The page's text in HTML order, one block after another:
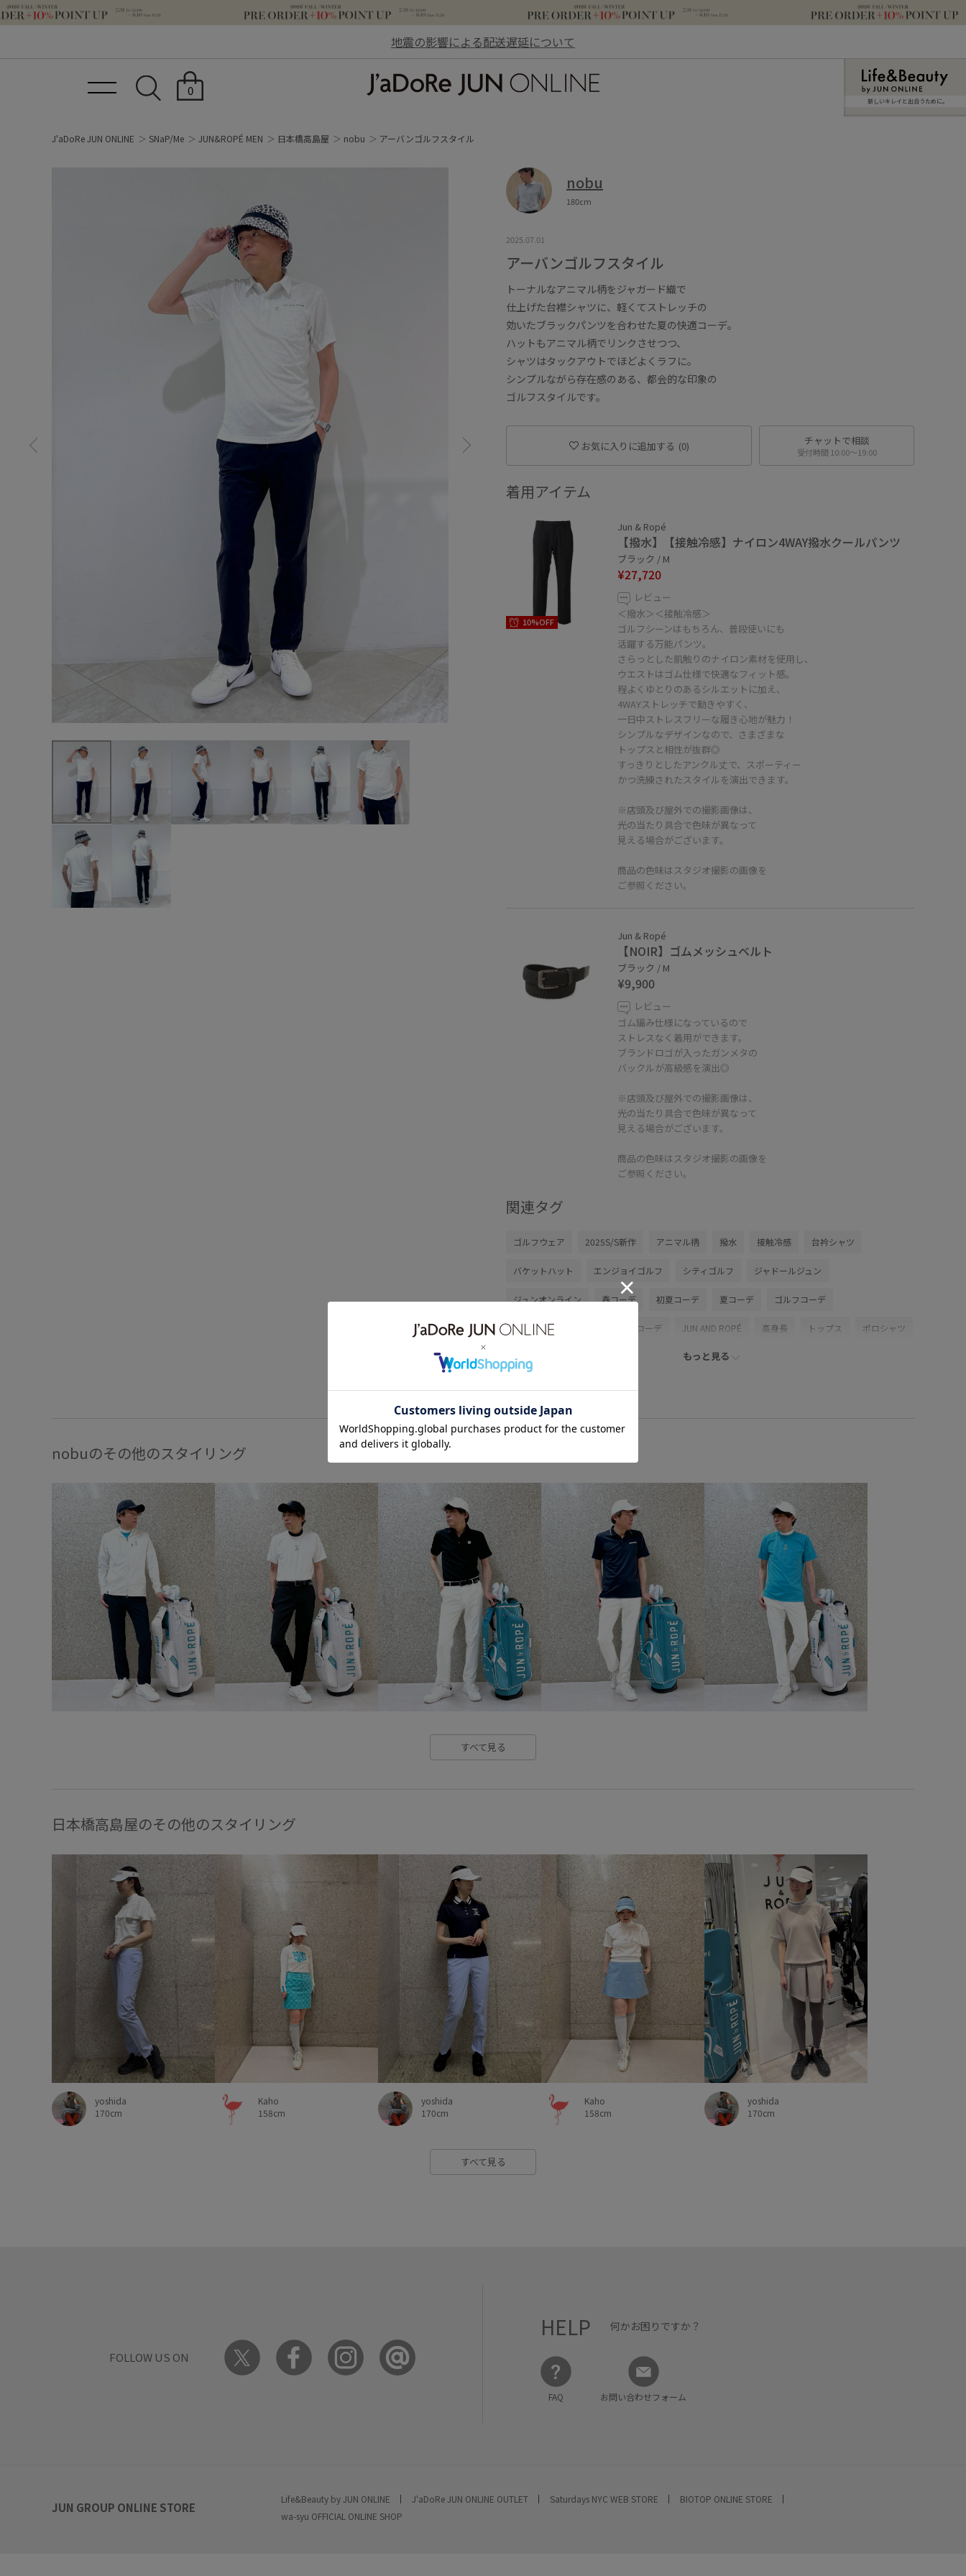
地震の影響による配送遅延について
0
新しいキレイと出合うために。
J'aDoRe JUN ONLINE SNaP/Me JUN&ROPÉ MEN 日本橋高島屋 nobu アーバンゴルフスタイル
nobu
180cm
2025.07.01
アーバンゴルフスタイル
トーナルなアニマル柄をジャガード織で
仕上げた台襟シャツに、軽くてストレッチの
効いたブラックパンツを合わせた夏の快適コーデ。
ハットもアニマル柄でリンクさせつつ、
シャツはタックアウトでほどよくラフに。
シンプルながら存在感のある、都会的な印象の
ゴルフスタイルです。
お気に入りに追加する (0) チャットで相談
受付時間 10:00〜19:00
着用アイテム
10%OFF
Jun & Ropé
【撥水】【接触冷感】ナイロン4WAY撥水クールパンツ
ブラック / M
¥27,720
レビュー
＜撥水＞＜接触冷感＞
ゴルフシーンはもちろん、普段使いにも
活躍する万能パンツ。
さらっとした肌触りのナイロン素材を使用し、
ウエストはゴム仕様で快適なフィット感。
程よくゆとりのあるシルエットに加え、
4WAYストレッチで動きやすく、
一日中ストレスフリーな履き心地が魅力！
シンプルなデザインなので、さまざまな
トップスと相性が抜群◎
すっきりとしたアンクル丈で、スポーティー
かつ洗練されたスタイルを演出できます。
※店頭及び屋外での撮影画像は、
光の当たり具合で色味が異なって
見える場合がございます。
商品の色味はスタジオ撮影の画像を
ご参照ください。
Jun & Ropé
【NOIR】ゴムメッシュベルト
ブラック / M
¥9,900
レビュー
ゴム編み仕様になっているので
ストレスなく着用ができます。
ブランドロゴが入ったガンメタの
バックルが高級感を演出◎
※店頭及び屋外での撮影画像は、
光の当たり具合で色味が異なって
見える場合がございます。
商品の色味はスタジオ撮影の画像を
ご参照ください。
関連タグ
ゴルフウェア 2025S/S新作 アニマル柄 撥水 接触冷感 台衿シャツ
バケットハット エンジョイゴルフ シティゴルフ ジャドールジュン
ジュンオンライン 春コーデ 初夏コーデ 夏コーデ ゴルフコーデ
モノトーンコーデ シンプルコーデ JUN AND ROPÉ 高身長 トップス ポロシャツ
パンツ 帽子 ハット
J&R15WMEN
サイズ調整 ジャガード スタイリング ステッチ ナイロン
ブルゾン ホワイト メッシュ メッシュ素材 ユニセックス 伸縮性
機能的 男女兼用 通気性 高級感
もっと見る
nobuのその他のスタイリング
すべて見る
日本橋高島屋のその他のスタイリング
yoshida
170cm
Kaho
158cm
yoshida
170cm
Kaho
158cm
yoshida
170cm
すべて見る
FOLLOW US ON
HELP 何かお困りですか？
FAQ お問い合わせフォーム
JUN GROUP ONLINE STORE
Life&Beauty by JUN ONLINE J'aDoRe JUN ONLINE OUTLET Saturdays NYC WEB STORE
BIOTOP ONLINE STORE
wa-syu OFFICIAL ONLINE SHOP